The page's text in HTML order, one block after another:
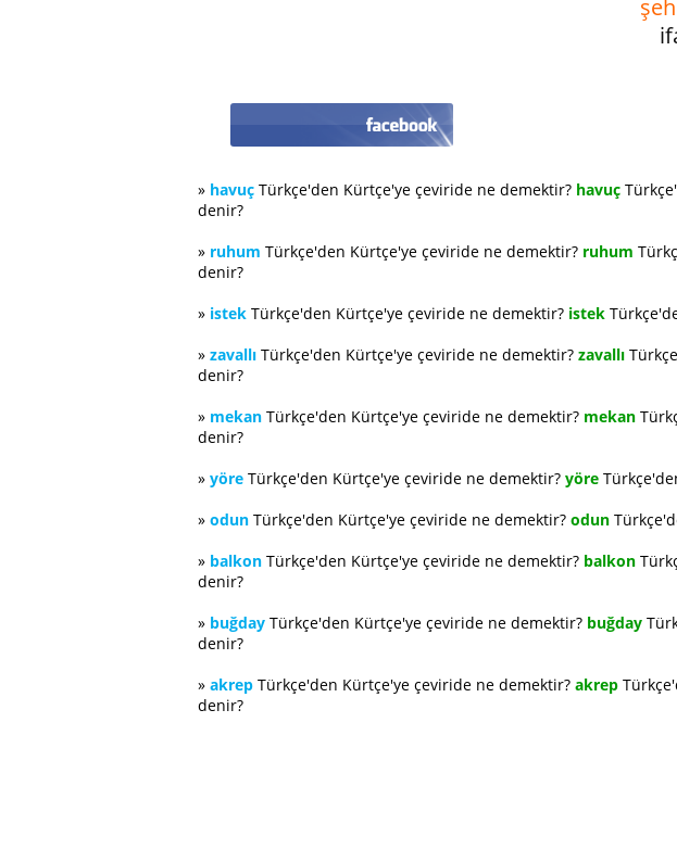
» havuç Türkçe'den Kürtçe'ye çeviride ne demektir? havuç
denir?
» ruhum Türkçe'den Kürtçe'ye çeviride ne demektir? ruhum
denir?
» istek Türkçe'den Kürtçe'ye çeviride ne demektir? istek
» zavallı Türkçe'den Kürtçe'ye çeviride ne demektir? zavallı
denir?
» mekan Türkçe'den Kürtçe'ye çeviride ne demektir? mekan
denir?
» yöre Türkçe'den Kürtçe'ye çeviride ne demektir? yöre
» odun Türkçe'den Kürtçe'ye çeviride ne demektir? odun
» balkon Türkçe'den Kürtçe'ye çeviride ne demektir? balkon
denir?
» buğday Türkçe'den Kürtçe'ye çeviride ne demektir? buğday
denir?
» akrep Türkçe'den Kürtçe'ye çeviride ne demektir? akrep
denir?